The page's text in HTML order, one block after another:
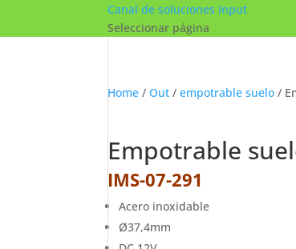
Canal de soluciones Input
Seleccionar página
Home /Out /empotrable suelo /
Empotrable
IMS-07-291
Acero inoxidable
Ø37,4mm